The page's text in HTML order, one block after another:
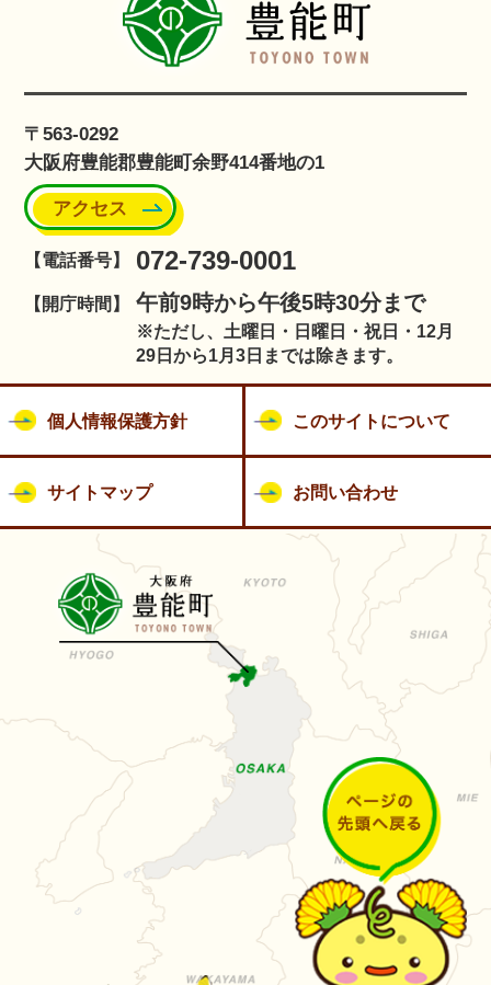
〒563-0292
大阪府豊能郡豊能町余野414番地の1
アクセス
【電話番号】 072-739-0001
【開庁時間】 午前9時から午後5時30分まで
※ただし、土曜日・日曜日・祝日・12月
29日から1月3日までは除きます。
個人情報保護方針 このサイトについて
サイトマップ お問い合わせ